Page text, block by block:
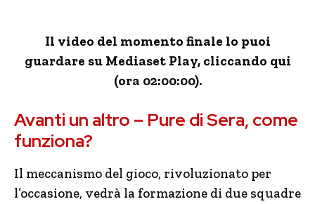
Il video del momento finale lo puoi
guardare su Mediaset Play, cliccando qui
(ora 02:00:00).
Avanti un altro – Pure di Sera, come
funziona?
Il meccanismo del gioco, rivoluzionato per
l’occasione, vedrà la formazione di due squadre